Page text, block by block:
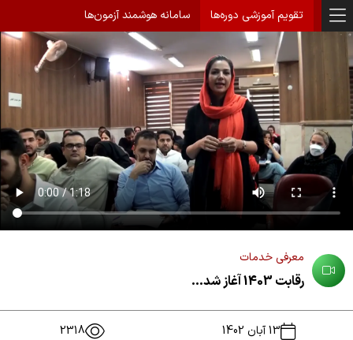
تقویم آموزشی دوره‌ها سامانه هوشمند آزمون‌ها
رقابت 1403 آغاز شد...
معرفی خدمات
13 آبان 1402
2318